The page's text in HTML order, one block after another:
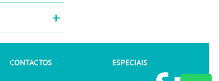
+
CONTACTOS ESPECIAIS